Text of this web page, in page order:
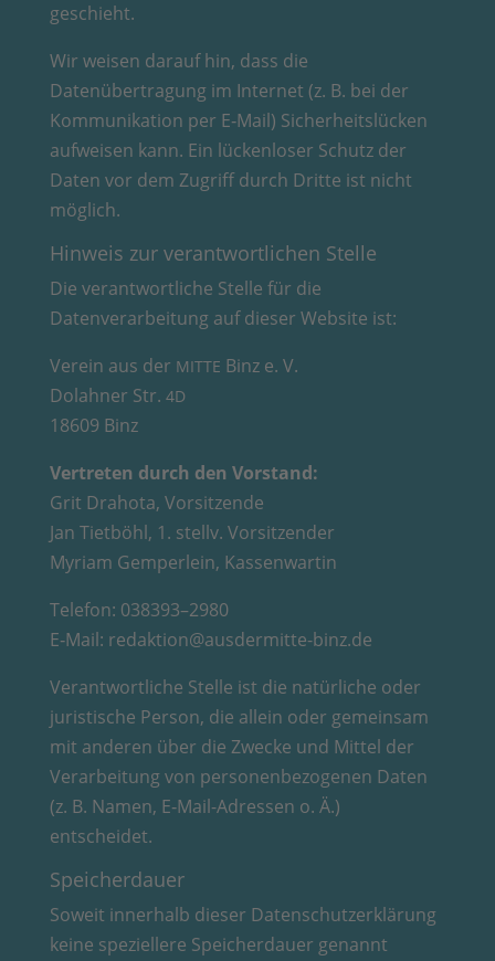
geschieht.
Wir weisen darauf hin, dass die
Datenübertragung im Internet (z. B. bei der
Kommunikation per E‑Mail) Sicherheitslücken
aufweisen kann. Ein lückenloser Schutz der
Daten vor dem Zugriff durch Dritte ist nicht
möglich.
Hinweis zur verantwortlichen Stelle
Die verantwortliche Stelle für die
Datenverarbeitung auf dieser Website ist:
Verein aus der MITTE Binz e. V.
Dolahner Str. 4D
18609 Binz
Vertreten durch den Vorstand:
Grit Drahota, Vorsitzende
Jan Tietböhl, 1. stellv. Vorsitzender
Myriam Gemperlein, Kassenwartin
Telefon: 038393–2980
E‑Mail: redaktion@ausdermitte-binz.de
Verantwortliche Stelle ist die natürliche oder
juristische Person, die allein oder gemeinsam
mit anderen über die Zwecke und Mittel der
Verarbeitung von personenbezogenen Daten
(z. B. Namen, E‑Mail-Adressen o. Ä.)
entscheidet.
Speicherdauer
Soweit innerhalb dieser Datenschutzerklärung
keine speziellere Speicherdauer genannt